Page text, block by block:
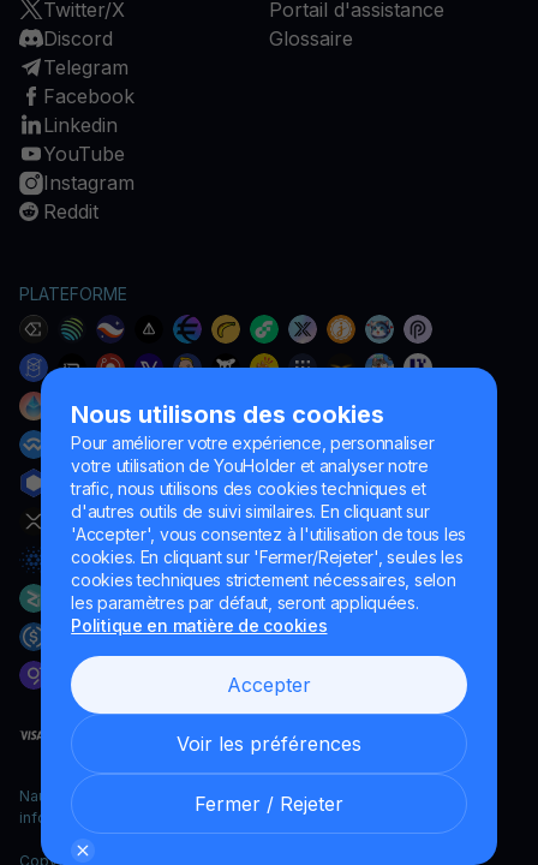
Nous utilisons des cookies
Pour améliorer votre expérience, personnaliser
votre utilisation de YouHolder et analyser notre
trafic, nous utilisons des cookies techniques et
d'autres outils de suivi similaires. En cliquant sur
'Accepter', vous consentez à l'utilisation de tous les
cookies. En cliquant sur 'Fermer/Rejeter', seules les
cookies techniques strictement nécessaires, selon
les paramètres par défaut, seront appliquées.
Politique en matière de cookies
Accepter
Voir les préférences
Fermer / Rejeter
Twitter/X
Discord
Telegram
Facebook
Linkedin
YouTube
Instagram
Reddit
Portail d'assistance
Glossaire
PLATEFORME
Naumard LTD. – uniquement à des fins de développement
informatique, de recherche et de marketing
Copyright YouHodler, 2026.